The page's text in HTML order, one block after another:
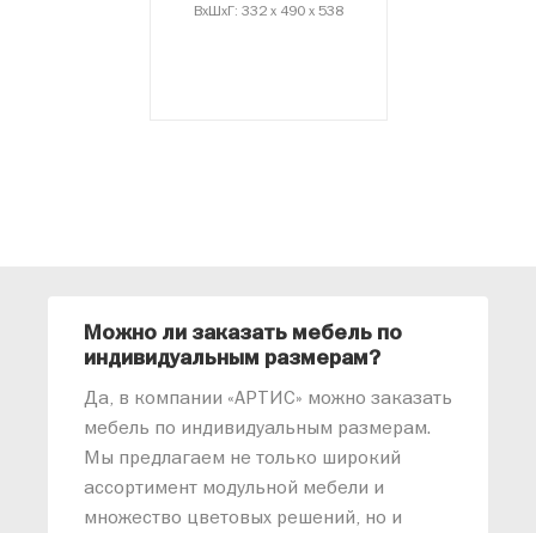
ВxШxГ: 332 x 490 x 538
Можно ли заказать мебель по
индивидуальным размерам?
Да, в компании «АРТИС» можно заказать
мебель по индивидуальным размерам.
Мы предлагаем не только широкий
ассортимент модульной мебели и
множество цветовых решений, но и